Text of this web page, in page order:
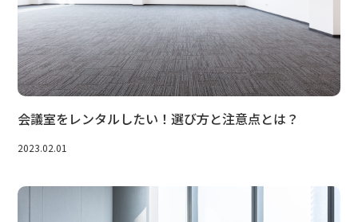
会議室をレンタルしたい！選び方と注意点とは？
2023.02.01